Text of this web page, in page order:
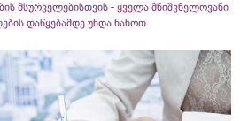
მსურველებისთვის - ყველა მნიშვნელოვანი
დაწყებამდე უნდა ნახოთ